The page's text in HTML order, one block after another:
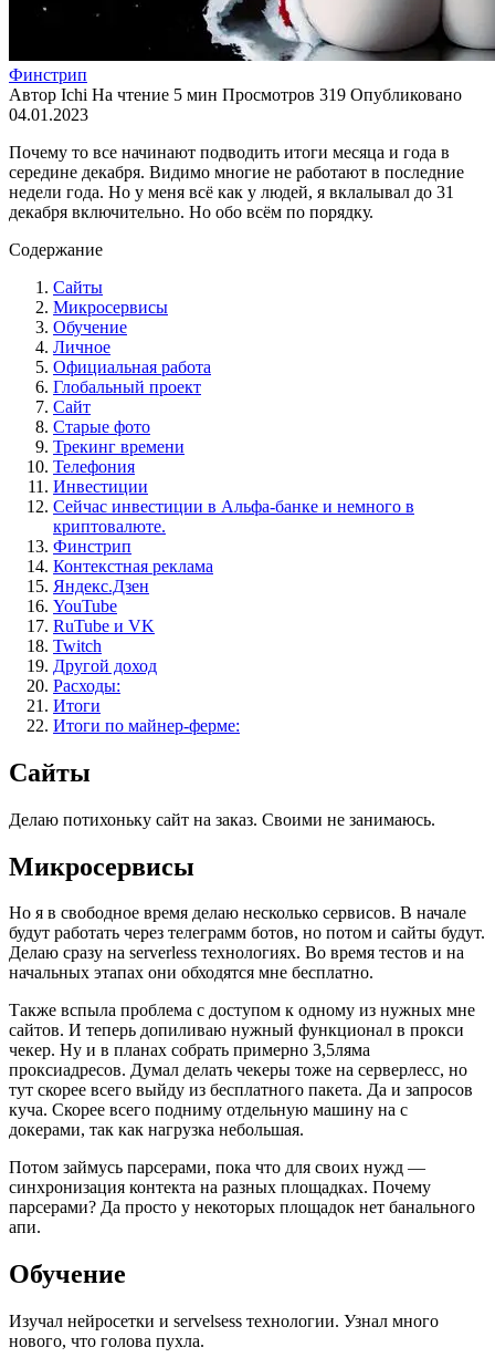
Финстрип
Автор Ichi На чтение 5 мин Просмотров 319 Опубликовано
04.01.2023
Почему то все начинают подводить итоги месяца и года в
середине декабря. Видимо многие не работают в последние
недели года. Но у меня всё как у людей, я вклалывал до 31
декабря включительно. Но обо всём по порядку.
Содержание
Сайты
Микросервисы
Обучение
Личное
Официальная работа
Глобальный проект
Сайт
Старые фото
Трекинг времени
Телефония
Инвестиции
Сейчас инвестиции в Альфа-банке и немного в
криптовалюте.
Финстрип
Контекстная реклама
Яндекс.Дзен
YouTube
RuTube и VK
Twitch
Другой доход
Расходы:
Итоги
Итоги по майнер-ферме:
Сайты
Делаю потихоньку сайт на заказ. Своими не занимаюсь.
Микросервисы
Но я в свободное время делаю несколько сервисов. В начале
будут работать через телеграмм ботов, но потом и сайты будут.
Делаю сразу на serverless технологиях. Во время тестов и на
начальных этапах они обходятся мне бесплатно.
Также вспыла проблема с доступом к одному из нужных мне
сайтов. И теперь допиливаю нужный функционал в прокси
чекер. Ну и в планах собрать примерно 3,5ляма
проксиадресов. Думал делать чекеры тоже на серверлесс, но
тут скорее всего выйду из бесплатного пакета. Да и запросов
куча. Скорее всего подниму отдельную машину на c
докерами, так как нагрузка небольшая.
Потом займусь парсерами, пока что для своих нужд —
синхронизация контекта на разных площадках. Почему
парсерами? Да просто у некоторых площадок нет банального
апи.
Обучение
Изучал нейросетки и servelsess технологии. Узнал много
нового, что голова пухла.